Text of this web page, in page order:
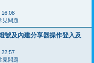
16:08
見問題
號及內建分享器操作登入及
22:57
見問題